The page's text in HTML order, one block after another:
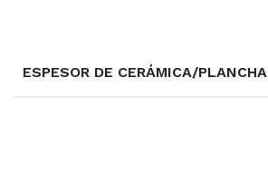
ESPESOR DE CERÁMICA/PLANCHA